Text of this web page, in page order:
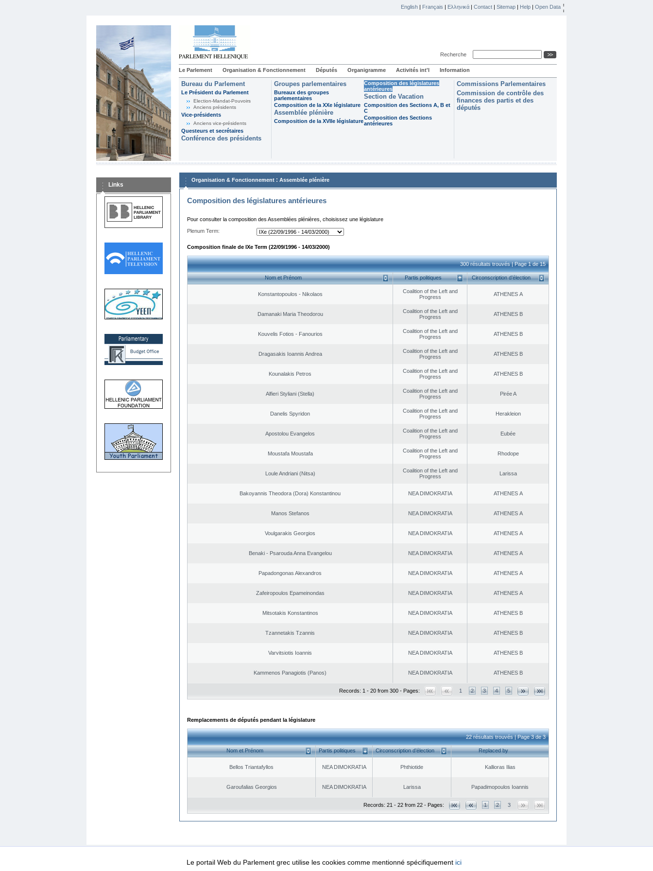
English | Français | Ελληνικά | Contact | Sitemap | Help | Open Data
Recherche
Le Parlement Organisation & Fonctionnement Députés Organigramme Activités int'l Information
Bureau du Parlement
Le Président du Parlement
Election-Mandat-Pouvoirs
Anciens présidents
Vice-présidents
Anciens vice-présidents
Questeurs et secrétaires
Conférence des présidents
Groupes parlementaires
Bureaux des groupes
parlementaires
Composition de la XXe législature
Assemblée plénière
Composition de la XVIIe législature
Composition des législatures
antérieures
Section de Vacation
Composition des Sections A, B et
C
Composition des Sections
antérieures
Commissions Parlementaires
Commission de contrôle des
finances des partis et des
députés
Links
Organisation & Fonctionnement : Assemblée plénière
Composition des législatures antérieures
Pour consulter la composition des Assemblées plénières, choisissez une législature
Plenum Term:
Composition finale de IXe Term (22/09/1996 - 14/03/2000)
300 résultats trouvés | Page 1 de 15
Nom et Prénom Partis politiques Circonscription d’élection
Konstantopoulos - Nikolaos
Coalition of the Left and
Progress
ATHENES Α
Damanaki Maria Theodorou
Coalition of the Left and
Progress
ATHENES Β
Kouvelis Fotios - Fanourios
Coalition of the Left and
Progress
ATHENES Β
Dragasakis Ioannis Andrea
Coalition of the Left and
Progress
ATHENES Β
Kounalakis Petros
Coalition of the Left and
Progress
ATHENES Β
Alfieri Styliani (Stella)
Coalition of the Left and
Progress
Pirée A
Danelis Spyridon
Coalition of the Left and
Progress
Herakleion
Apostolou Evangelos
Coalition of the Left and
Progress
Eubée
Moustafa Moustafa
Coalition of the Left and
Progress
Rhodope
Loule Andriani (Nitsa)
Coalition of the Left and
Progress
Larissa
Bakoyannis Theodora (Dora) Konstantinou NEA DΙMOKRATIA ATHENES Α
Manos Stefanos NEA DΙMOKRATIA ATHENES Α
Voulgarakis Georgios NEA DΙMOKRATIA ATHENES Α
Benaki - Psarouda Anna Evangelou NEA DΙMOKRATIA ATHENES Α
Papadongonas Alexandros NEA DΙMOKRATIA ATHENES Α
Zafeiropoulos Epameinondas NEA DΙMOKRATIA ATHENES Α
Mitsotakis Konstantinos NEA DΙMOKRATIA ATHENES Β
Tzannetakis Tzannis NEA DΙMOKRATIA ATHENES Β
Varvitsiotis Ioannis NEA DΙMOKRATIA ATHENES Β
Kammenos Panagiotis (Panos) NEA DΙMOKRATIA ATHENES Β
Records: 1 - 20 from 300 - Pages: 1 2 3 4 5
Remplacements de députés pendant la législature
22 résultats trouvés | Page 3 de 3
Nom et Prénom Partis politiques Circonscription d’élection Replaced by
Bellos Triantafyllos NEA DΙMOKRATIA Phthiotide Kallioras Ilias
Garoufalias Georgios NEA DΙMOKRATIA Larissa Papadimopoulos Ioannis
Records: 21 - 22 from 22 - Pages: 1 2 3
Conditions d’utilisation Data Protection Security & Access
Le portail Web du Parlement grec utilise les cookies comme mentionné spécifiquement ici